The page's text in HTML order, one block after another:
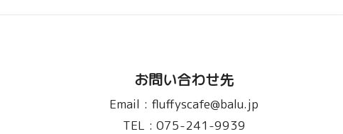
お問い合わせ先
Email : fluffyscafe@balu.jp
TEL : 075-241-9939